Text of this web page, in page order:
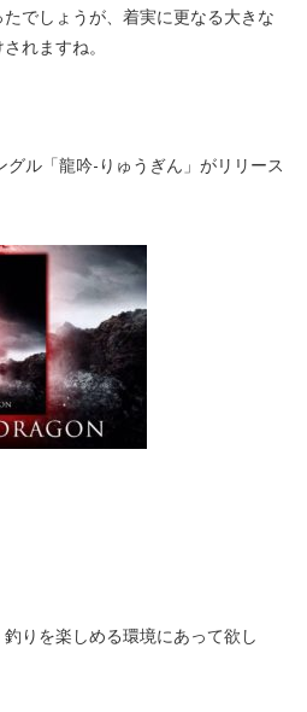
でしょうが、着実に更なる大きな
れますね。
グル「龍吟-りゅうぎん」がリリース
りを楽しめる環境にあって欲し